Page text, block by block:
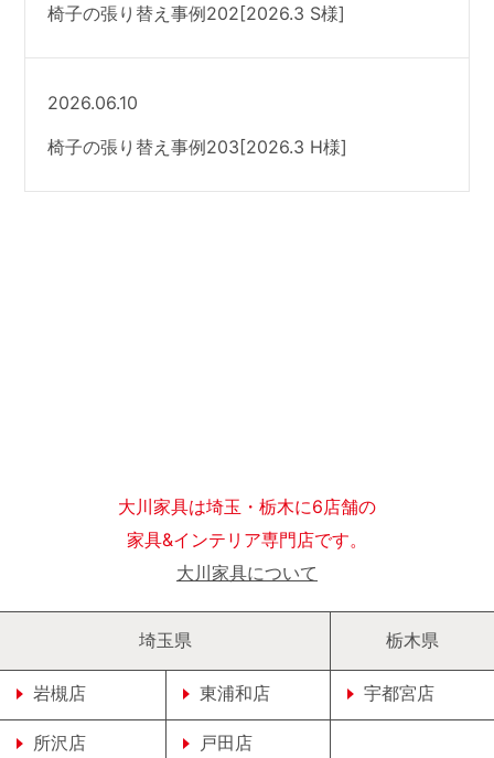
椅子の張り替え事例202[2026.3 S様]
2026.06.10
椅子の張り替え事例203[2026.3 H様]
大川家具は埼玉・栃木に6店舗の
家具&インテリア専門店です。
大川家具について
埼玉県
岩槻店 東浦和店
所沢店 戸田店
栃木県
宇都宮店